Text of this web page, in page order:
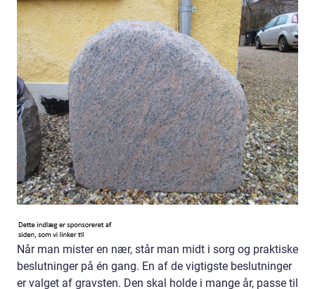
Når man mister en nær, står man midt i sorg og praktiske
beslutninger på én gang. En af de vigtigste beslutninger
er valget af gravsten. Den skal holde i mange år, passe til